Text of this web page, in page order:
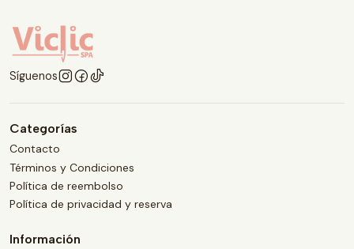
Síguenos
Categorías
Contacto
Términos y Condiciones
Política de reembolso
Política de privacidad y reserva
Información